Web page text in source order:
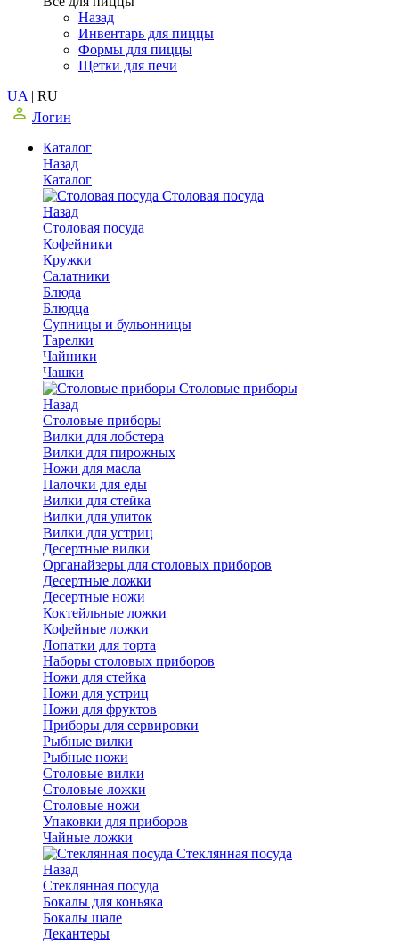
Назад
Инвентарь для пиццы
Формы для пиццы
Щетки для печи
UA | RU
Логин
Каталог
Назад
Каталог
Столовая посуда
Назад
Столовая посуда
Кофейники
Кружки
Салатники
Блюда
Блюдца
Супницы и бульонницы
Тарелки
Чайники
Чашки
Cтоловые приборы
Назад
Cтоловые приборы
Вилки для лобстера
Вилки для пирожных
Ножи для масла
Палочки для еды
Вилки для стейка
Вилки для улиток
Вилки для устриц
Десертные вилки
Органайзеры для столовых приборов
Десертные ложки
Десертные ножи
Коктейльные ложки
Кофейные ложки
Лопатки для торта
Наборы столовых приборов
Ножи для стейка
Ножи для устриц
Ножи для фруктов
Приборы для сервировки
Рыбные вилки
Рыбные ножи
Столовые вилки
Столовые ложки
Столовые ножи
Упаковки для приборов
Чайные ложки
Стеклянная посуда
Назад
Стеклянная посуда
Бокалы для коньяка
Бокалы шале
Декантеры